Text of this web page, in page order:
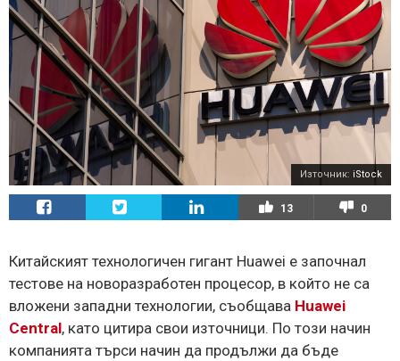
Източник: iStock
13 0
Китайският технологичен гигант Huawei е започнал
тестове на новоразработен процесор, в който не са
вложени западни технологии, съобщава Huawei
Central, като цитира свои източници. По този начин
компанията търси начин да продължи да бъде